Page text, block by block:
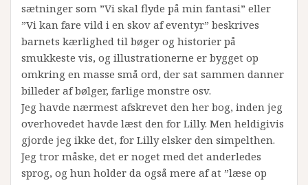
sætninger som ”Vi skal flyde på min fantasi” eller
”Vi kan fare vild i en skov af eventyr” beskrives
barnets kærlighed til bøger og historier på
smukkeste vis, og illustrationerne er bygget op
omkring en masse små ord, der sat sammen danner
billeder af bølger, farlige monstre osv.
Jeg havde nærmest afskrevet den her bog, inden jeg
overhovedet havde læst den for Lilly. Men heldigivis
gjorde jeg ikke det, for Lilly elsker den simpelthen.
Jeg tror måske, det er noget med det anderledes
sprog, og hun holder da også mere af at ”læse op